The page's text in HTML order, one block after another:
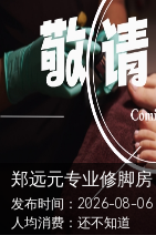
发布时间：2026-08-06
人均消费：还不知道